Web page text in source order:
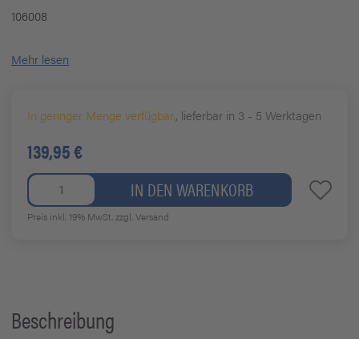
106008
Mehr lesen
In geringer Menge verfügbar., lieferbar in 3 - 5 Werktagen
139,95 €
IN DEN WARENKORB
Preis inkl. 19% MwSt.zzgl. Versand
Beschreibung